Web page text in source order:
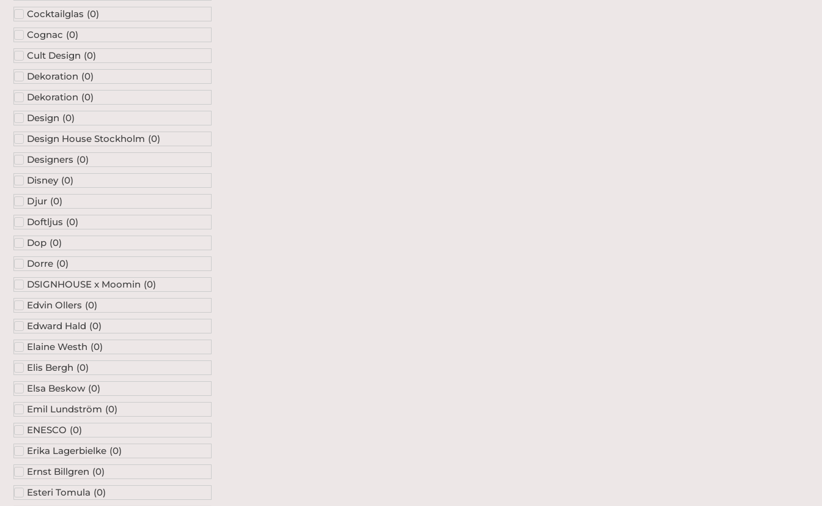
Cocktailglas (0)
Cognac (0)
Cult Design (0)
Dekoration (0)
Dekoration (0)
Design (0)
Design House Stockholm (0)
Designers (0)
Disney (0)
Djur (0)
Doftljus (0)
Dop (0)
Dorre (0)
DSIGNHOUSE x Moomin (0)
Edvin Ollers (0)
Edward Hald (0)
Elaine Westh (0)
Elis Bergh (0)
Elsa Beskow (0)
Emil Lundström (0)
ENESCO (0)
Erika Lagerbielke (0)
Ernst Billgren (0)
Esteri Tomula (0)